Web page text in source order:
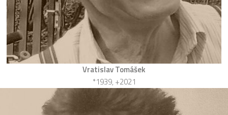
Vratislav Tomášek
*1939, +2021